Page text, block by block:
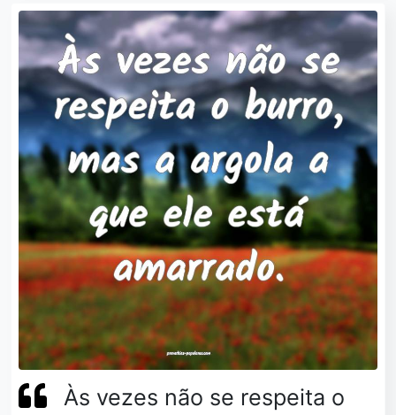
Às vezes não se respeita o